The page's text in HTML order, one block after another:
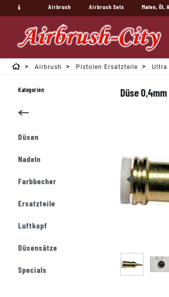
Airbrush Airbrush Sets Malen, Öl,
Airbrush Pistolen Ersatzteile Ultra
Düse
Kategorien
Düsen
Nadeln
Farbbecher
Ersatzteile
Luftkopf
Düsensätze
Specials